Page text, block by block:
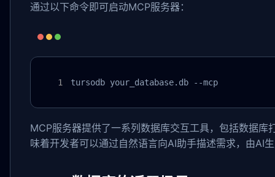
通过以下命令即可启动MCP服务器：
tursodb your_database.db --mcp
MCP服务器提供了一系列数据库交互工具，包括数据
味着开发者可以通过自然语言向AI助手描述需求，由AI